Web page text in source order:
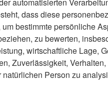
dass diese
bestimmte persönliche
zu bewerten,
wirtschaftliche Lage,
Zuverlässigkeit,
Person zu